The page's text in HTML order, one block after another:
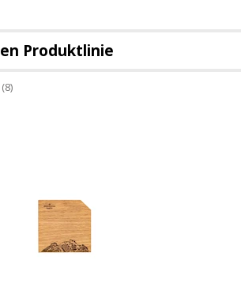
Produktlinie